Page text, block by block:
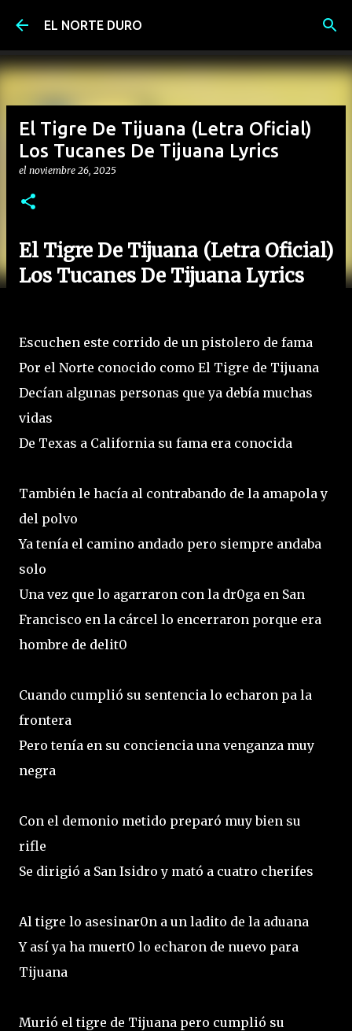
Ir al contenido principal
EL NORTE DURO
El Tigre De Tijuana (Letra Oficial)
Los Tucanes De Tijuana Lyrics
el noviembre 26, 2025
El Tigre De Tijuana (Letra Oficial)
Los Tucanes De Tijuana Lyrics
Escuchen este corrido de un pistolero de fama
Por el Norte conocido como El Tigre de Tijuana
Decían algunas personas que ya debía muchas
vidas
De Texas a California su fama era conocida
También le hacía al contrabando de la amapola y
del polvo
Ya tenía el camino andado pero siempre andaba
solo
Una vez que lo agarraron con la dr0ga en San
Francisco en la cárcel lo encerraron porque era
hombre de delit0
Cuando cumplió su sentencia lo echaron pa la
frontera
Pero tenía en su conciencia una venganza muy
negra
Con el demonio metido preparó muy bien su
rifle
Se dirigió a San Isidro y mató a cuatro cherifes
Al tigre lo asesinar0n a un ladito de la aduana
Y así ya ha muert0 lo echaron de nuevo para
Tijuana
Murió el tigre de Tijuana pero cumplió su